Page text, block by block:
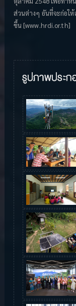
ส่วนต่างๆ อันที่จะก่อให้
ขึ้น [www.hrdi.or.th]
รูปภาพประก